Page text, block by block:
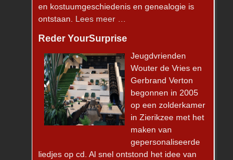
en kostuumgeschiedenis en genealogie is
ontstaan. Lees meer …
Reder YourSurprise
Jeugdvrienden
Wouter de Vries en
Gerbrand Verton
begonnen in 2005
op een zolderkamer
in Zierikzee met het
maken van
gepersonaliseerde
liedjes op cd. Al snel ontstond het idee van